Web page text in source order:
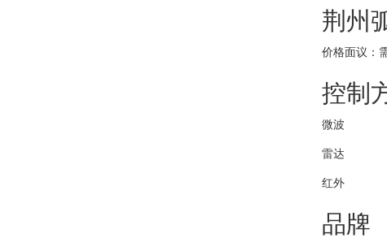
荆州
价格面议：
控制
微波
雷达
红外
品牌